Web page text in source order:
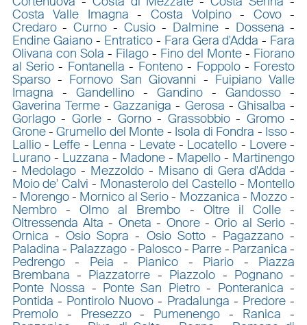
Costa Valle Imagna - Costa Volpino- Covo-
Credaro-Curno -Cusio - Dalmine- Dossena -
Endine Gaiano- Entratico- Fara Gera d'Adda - Fara
Olivana con Sola - Filago- Fino del Monte - Fiorano
al Serio- Fontanella - Fonteno- Foppolo- Foresto
Sparso- Fornovo San Giovanni - Fuipiano Valle
Imagna - Gandellino-Gandino -Gandosso -
Gaverina Terme-Gazzaniga - Gerosa -Ghisalba -
Gorlago- Gorle- Gorno- Grassobbio- Gromo-
Grone-Grumello del Monte - Isola di Fondra - Isso-
Lallio- Leffe - Lenna - Levate- Locatello - Lovere -
Lurano- Luzzana - Madone - Mapello - Martinengo
- Medolago - Mezzoldo - Misano di Gera d'Adda -
Moio de' Calvi - Monasterolo del Castello- Montello
- Morengo- Mornico al Serio- Mozzanica - Mozzo-
Nembro- Olmo al Brembo - Oltre il Colle -
Oltressenda Alta - Oneta - Onore-Orio al Serio -
Ornica - Osio Sopra - Osio Sotto- Pagazzano -
Paladina - Palazzago - Palosco- Parre - Parzanica -
Pedrengo- Peia - Pianico - Piario - Piazza
Brembana - Piazzatorre - Piazzolo - Pognano -
Ponte Nossa - Ponte San Pietro- Ponteranica -
Pontida - Pontirolo Nuovo - Pradalunga - Predore -
Premolo- Presezzo- Pumenengo - Ranica -